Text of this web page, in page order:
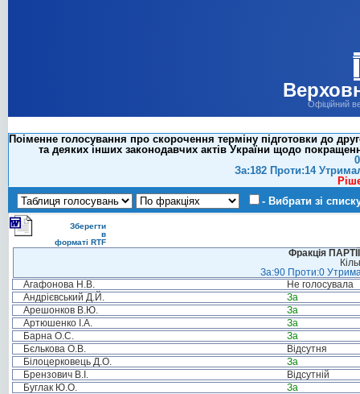
Офіційний
Поіменне голосування про скорочення терміну підготовки до
та деяких інших законодавчих актів України щодо
За:182 Проти:14
- Вибрати зі
Зберегти
в
форматі RTF
Фракція
За:90 Проти:0
Агафонова Н.В.
Не голосувала
Андрієвський Д.Й.
За
Арешонков В.Ю.
За
Артюшенко І.А.
За
Барна О.С.
За
Бєлькова О.В.
Відсутня
Білоцерковець Д.О.
За
Брензович В.І.
Відсутній
Буглак Ю.О.
За